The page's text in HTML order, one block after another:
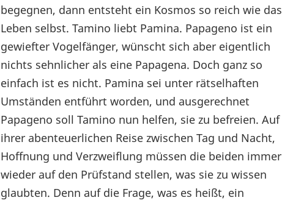
begegnen, dann entsteht ein Kosmos so reich wie das
Leben selbst. Tamino liebt Pamina. Papageno ist ein
gewiefter Vogelfänger, wünscht sich aber eigentlich
nichts sehnlicher als eine Papagena. Doch ganz so
einfach ist es nicht. Pamina sei unter rätselhaften
Umständen entführt worden, und ausgerechnet
Papageno soll Tamino nun helfen, sie zu befreien. Auf
ihrer abenteuerlichen Reise zwischen Tag und Nacht,
Hoffnung und Verzweiflung müssen die beiden immer
wieder auf den Prüfstand stellen, was sie zu wissen
glaubten. Denn auf die Frage, was es heißt, ein